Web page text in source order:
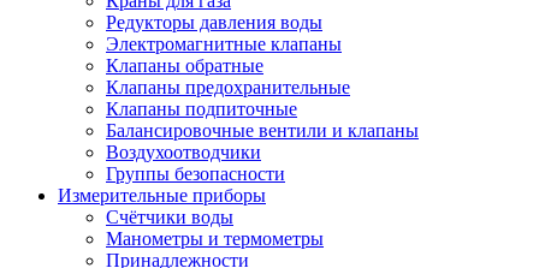
Редукторы давления воды
Электромагнитные клапаны
Клапаны обратные
Клапаны предохранительные
Клапаны подпиточные
Балансировочные вентили и клапаны
Воздухоотводчики
Группы безопасности
Измерительные приборы
Счётчики воды
Манометры и термометры
Принадлежности